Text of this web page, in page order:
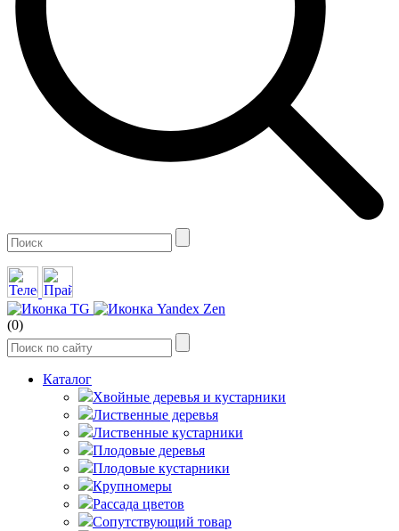
(0)
Каталог
Хвойные деревья и кустарники
Лиственные деревья
Лиственные кустарники
Плодовые деревья
Плодовые кустарники
Крупномеры
Рассада цветов
Сопутствующий товар